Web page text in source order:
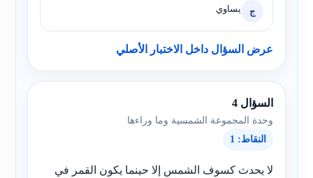
ج يساوي
عرض السؤال داخل الاختبار الأصلي
السؤال 4
وحدة المجموعة الشمسية وما وراءها
النقاط: 1
لا يحدث كسوف الشمس إلا حينما يكون القمر في